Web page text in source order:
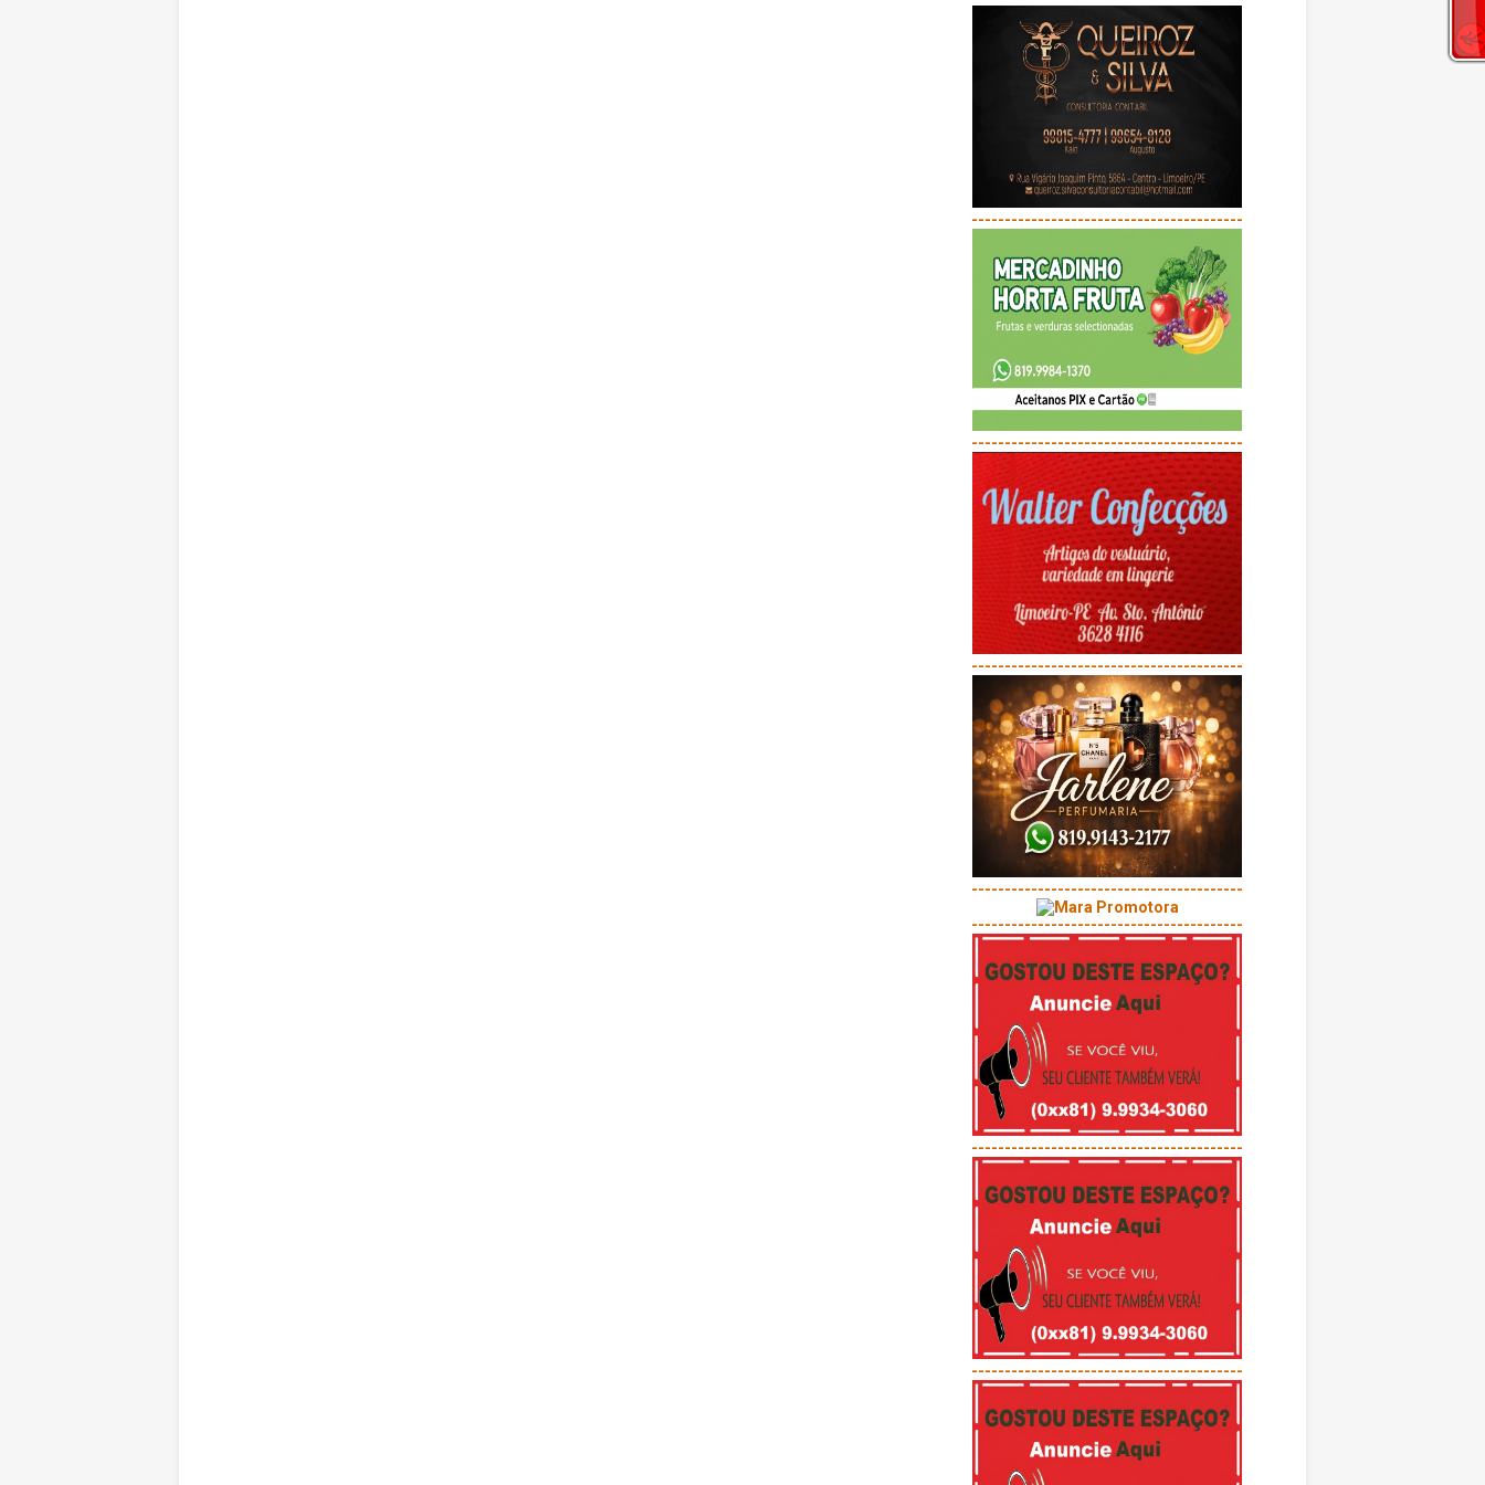
-----------------------------------------
-----------------------------------------
-----------------------------------------
-----------------------------------------
-----------------------------------------
-----------------------------------------
-----------------------------------------